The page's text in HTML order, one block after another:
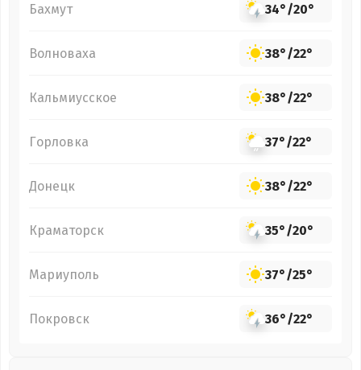
Бахмут 34°/20°
Волноваха 38°/22°
Кальмиусское 38°/22°
Горловка 37°/22°
Донецк 38°/22°
Краматорск 35°/20°
Мариуполь 37°/25°
Покровск 36°/22°